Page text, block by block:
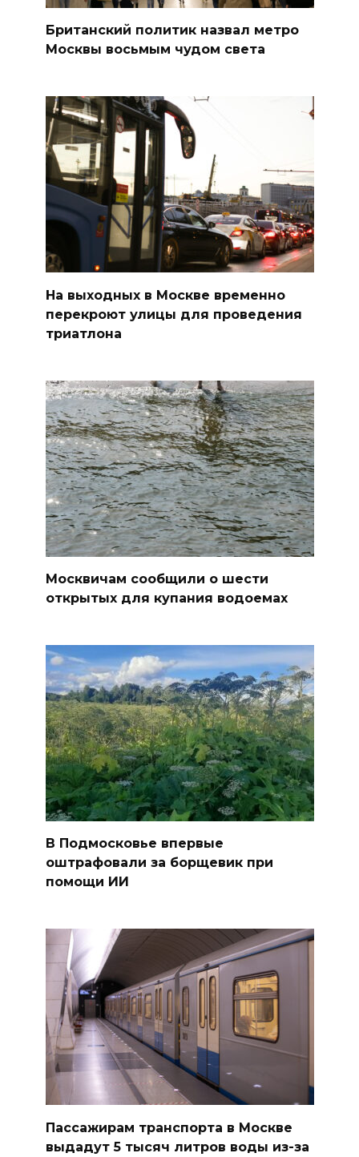
Британский политик назвал метро
Москвы восьмым чудом света
На выходных в Москве временно
перекроют улицы для проведения
триатлона
Москвичам сообщили о шести
открытых для купания водоемах
В Подмосковье впервые
оштрафовали за борщевик при
помощи ИИ
Пассажирам транспорта в Москве
выдадут 5 тысяч литров воды из-за